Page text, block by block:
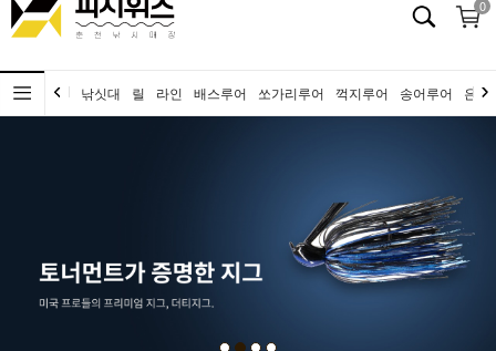
0
낚싯대 릴 라인 배스루어 쏘가리루어 꺽지루어 송어루어 은어